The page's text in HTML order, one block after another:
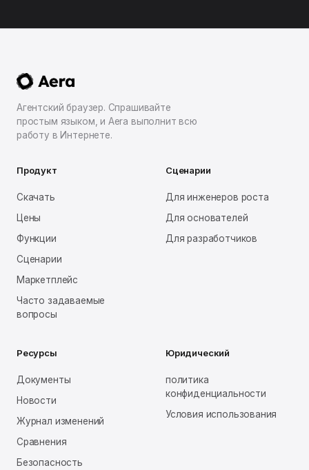
Агентский браузер. Спрашивайте
простым языком, и Aera выполнит всю
работу в Интернете.
Продукт
Скачать
Цены
Функции
Сценарии
Маркетплейс
Часто задаваемые
вопросы
Сценарии
Для инженеров роста
Для основателей
Для разработчиков
Ресурсы
Документы
Новости
Журнал изменений
Сравнения
Безопасность
Юридический
политика
конфиденциальности
Условия использования